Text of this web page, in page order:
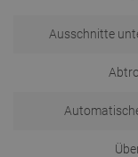
Ausschnitte